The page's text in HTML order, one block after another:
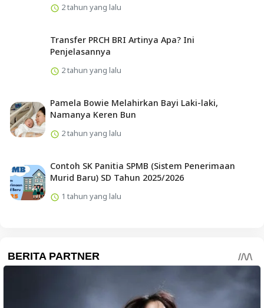
2 tahun yang lalu
Transfer PRCH BRI Artinya Apa? Ini
Penjelasannya
2 tahun yang lalu
Pamela Bowie Melahirkan Bayi Laki-laki,
Namanya Keren Bun
2 tahun yang lalu
Contoh SK Panitia SPMB (Sistem Penerimaan
Murid Baru) SD Tahun 2025/2026
1 tahun yang lalu